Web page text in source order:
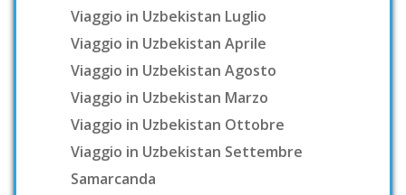
Viaggio in Uzbekistan Luglio
Viaggio in Uzbekistan Aprile
Viaggio in Uzbekistan Agosto
Viaggio in Uzbekistan Marzo
Viaggio in Uzbekistan Ottobre
Viaggio in Uzbekistan Settembre
Samarcanda